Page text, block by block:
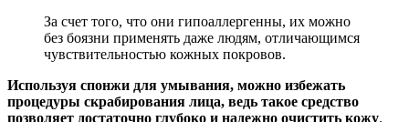
За счет того, что они гипоаллергенны, их можно
без боязни применять даже людям, отличающимся
чувствительностью кожных покровов.
Используя спонжи для умывания, можно избежать
процедуры скрабирования лица, ведь такое средство
позволяет достаточно глубоко и надежно очистить кожу.